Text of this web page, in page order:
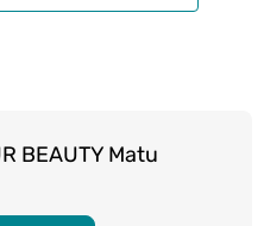
BEAUTY Matu